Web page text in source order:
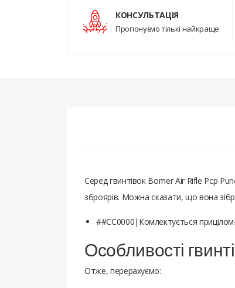
КОНСУЛЬТАЦІЯ
Пропонуємо тількі найкраще
Серед гвинтівок Borner Air Rifle Pcp
зброярів. Можна сказати, що вона
##CC0000|Комлектується
Особливості
Отже, перерахуємо: